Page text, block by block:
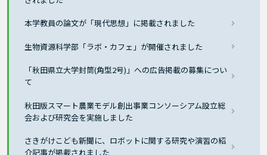
本学教員の論文が「現代思想」に掲載されました
生物資源科学部「ラボ・カフェ」が開催されました
「秋田県立大学封筒(角型2号)」への広告掲載の募集につい
て
秋田版スマート農業モデル創出事業コンソーシアム設立総
会および研究会を実施しました
さきがけこども新聞に、ロボットに関する研究や演習の紹
介記事が掲載されました